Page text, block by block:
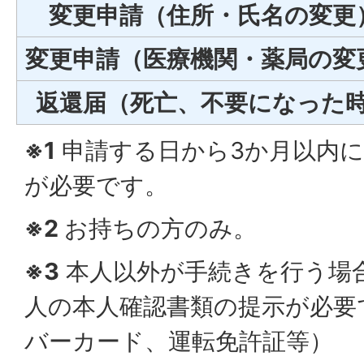
変更申請（住所・氏名の変更
変更申請（医療機関・薬局の変
返還届（死亡、不要になった
※1 申請する日から3か月以内
が必要です。
※2 お持ちの方のみ。
※3 本人以外が手続きを行う場
人の本人確認書類の提示が必
バーカード、運転免許証等）